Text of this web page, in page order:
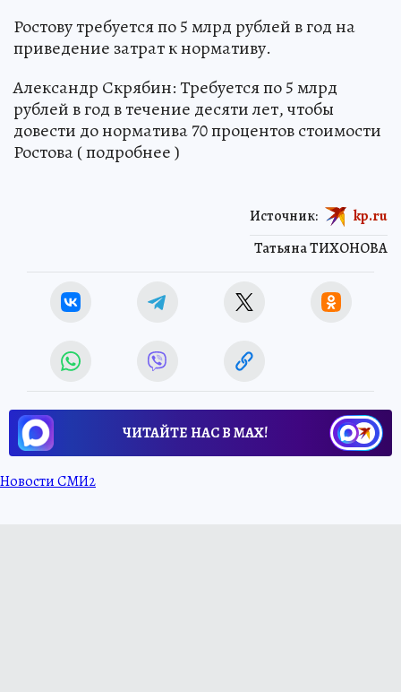
Ростову требуется по 5 млрд рублей в год на
приведение затрат к нормативу.
Александр Скрябин: Требуется по 5 млрд
рублей в год в течение десяти лет, чтобы
довести до норматива 70 процентов стоимости
Ростова ( подробнее )
Татьяна ТИХОНОВА
Источник: kp.ru
ЧИТАЙТЕ НАС В МАХ!
Новости СМИ2